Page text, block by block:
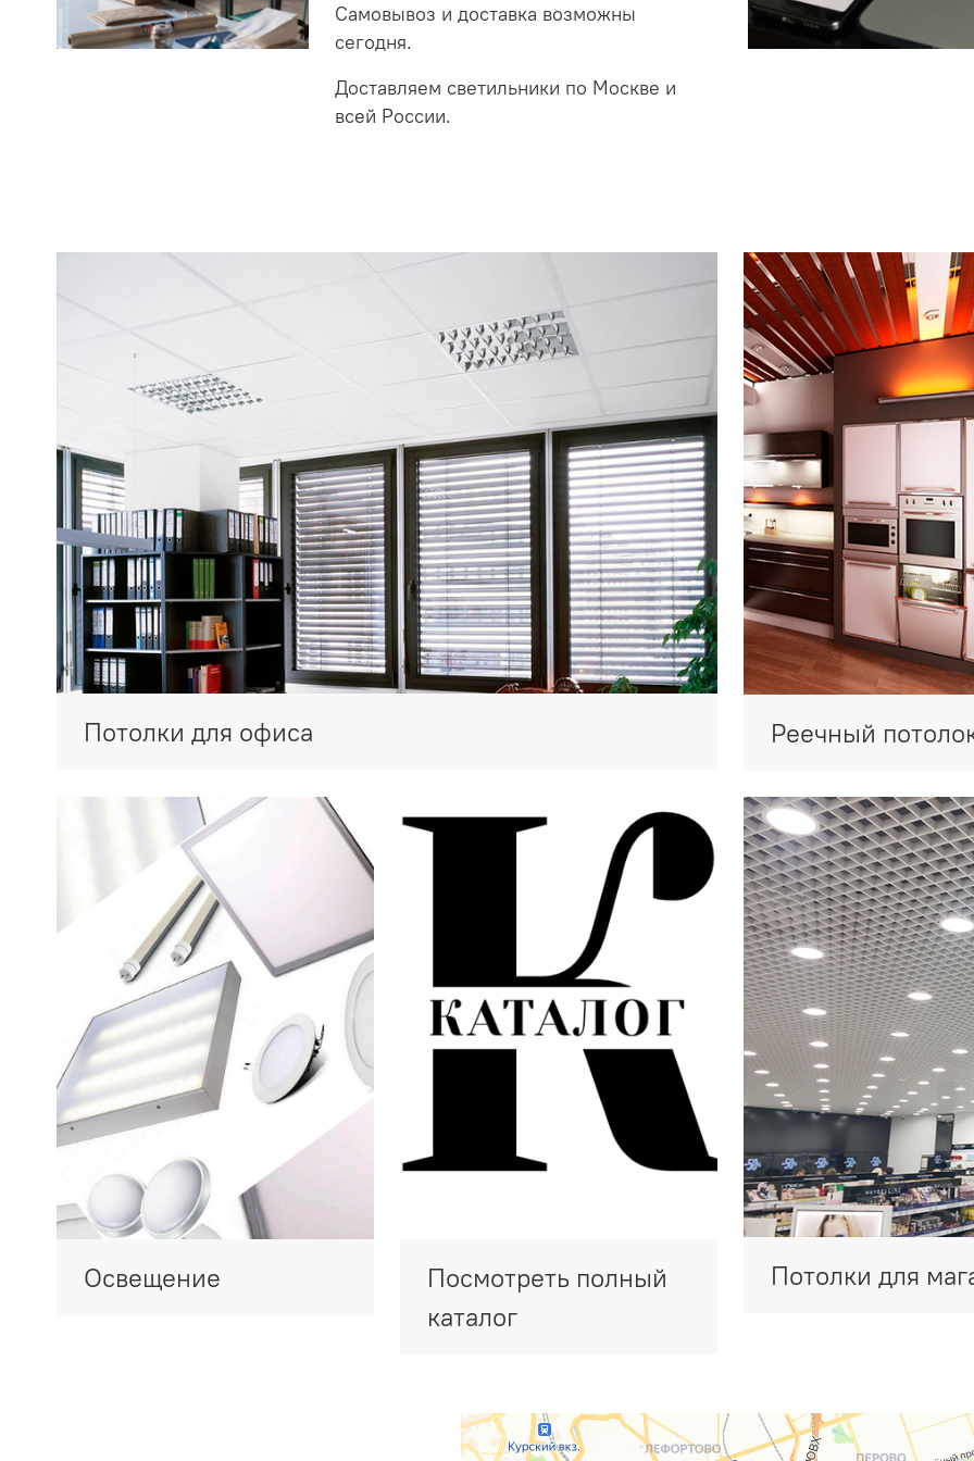
Самовывоз и доставка возможны
сегодня.
Доставляем светильники по Москве и
всей России.
Потолки для офиса Реечный
Освещение
Посмотреть полный
каталог
Потолки для